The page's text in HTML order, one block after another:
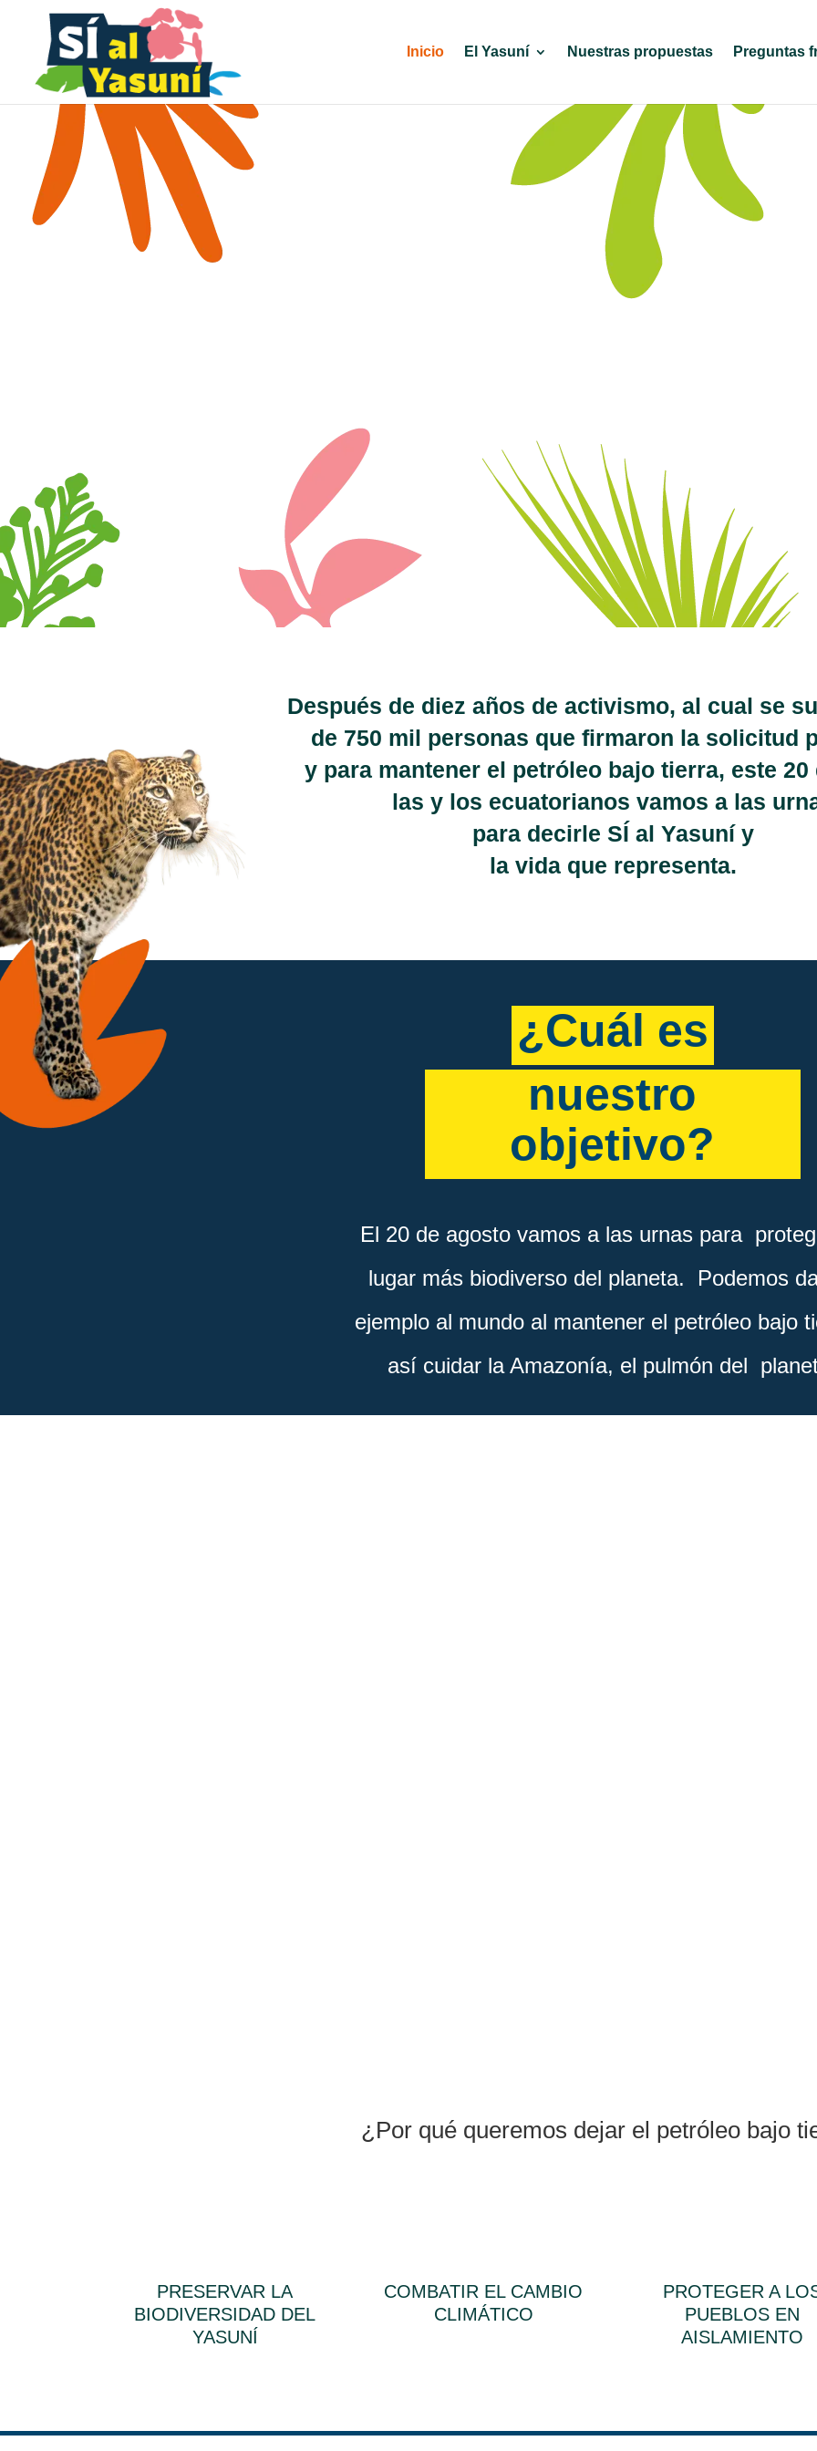
Inicio El Yasuní Nuestras propuestas Preguntas
Después de diez años de activismo, al cual se
de 750 mil personas que firmaron la solicitud
y para mantener el petróleo bajo tierra, este 20
las y los ecuatorianos vamos a las
para decirle SÍ al Yasuní y
la vida que representa.
¿Cuál es
nuestro
objetivo?
El 20 de agosto vamos a las urnas para
lugar más biodiverso del planeta. Podemos
ejemplo al mundo al mantener el petróleo bajo
así cuidar la Amazonía, el pulmón del
¿Por qué queremos dejar el petróleo bajo
PRESERVAR LA
BIODIVERSIDAD DEL
YASUNÍ
COMBATIR EL CAMBIO
CLIMÁTICO
PROTEGER A
PUEBLOS EN
AISLAMIENTO